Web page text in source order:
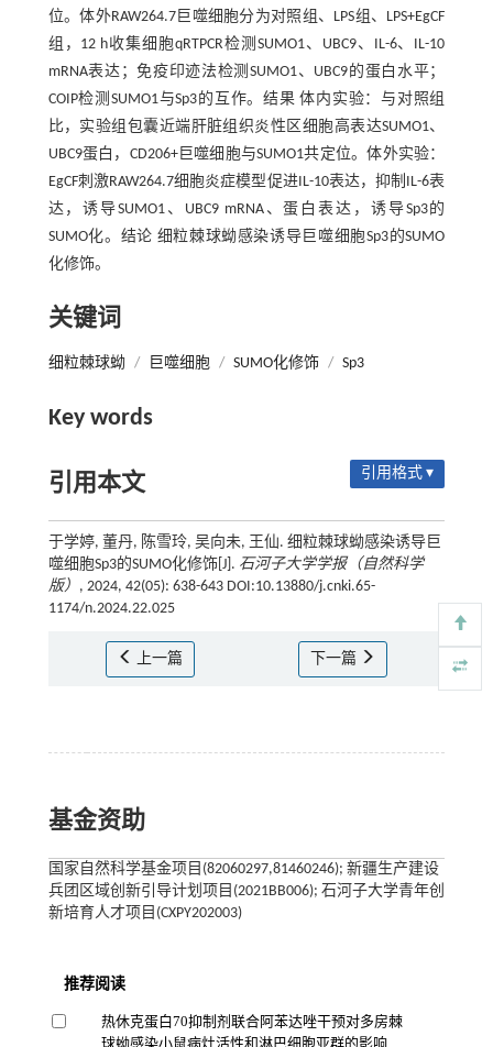
位。体外RAW264.7巨噬细胞分为对照组、LPS组、LPS+EgCF
组，12 h收集细胞qRTPCR检测SUMO1、UBC9、IL-6、IL-10
mRNA表达；免疫印迹法检测SUMO1、UBC9的蛋白水平；
COIP检测SUMO1与Sp3的互作。结果 体内实验：与对照组
比，实验组包囊近端肝脏组织炎性区细胞高表达SUMO1、
UBC9蛋白，CD206+巨噬细胞与SUMO1共定位。体外实验：
EgCF刺激RAW264.7细胞炎症模型促进IL-10表达，抑制IL-6表
达，诱导SUMO1、UBC9 mRNA、蛋白表达，诱导Sp3的
SUMO化。结论 细粒棘球蚴感染诱导巨噬细胞Sp3的SUMO
化修饰。
关键词
细粒棘球蚴 / 巨噬细胞 / SUMO化修饰 / Sp3
Key words
引用本文 引用格式 ▾
于学婷, 董丹, 陈雪玲, 吴向未, 王仙. 细粒棘球蚴感染诱导巨
噬细胞Sp3的SUMO化修饰[J]. 石河子大学学报（自然科学
版） , 2024, 42(05): 638-643 DOI:10.13880/j.cnki.65-
1174/n.2024.22.025
上一篇 下一篇
基金资助
国家自然科学基金项目(82060297,81460246); 新疆生产建设
兵团区域创新引导计划项目(2021BB006); 石河子大学青年创
新培育人才项目(CXPY202003)